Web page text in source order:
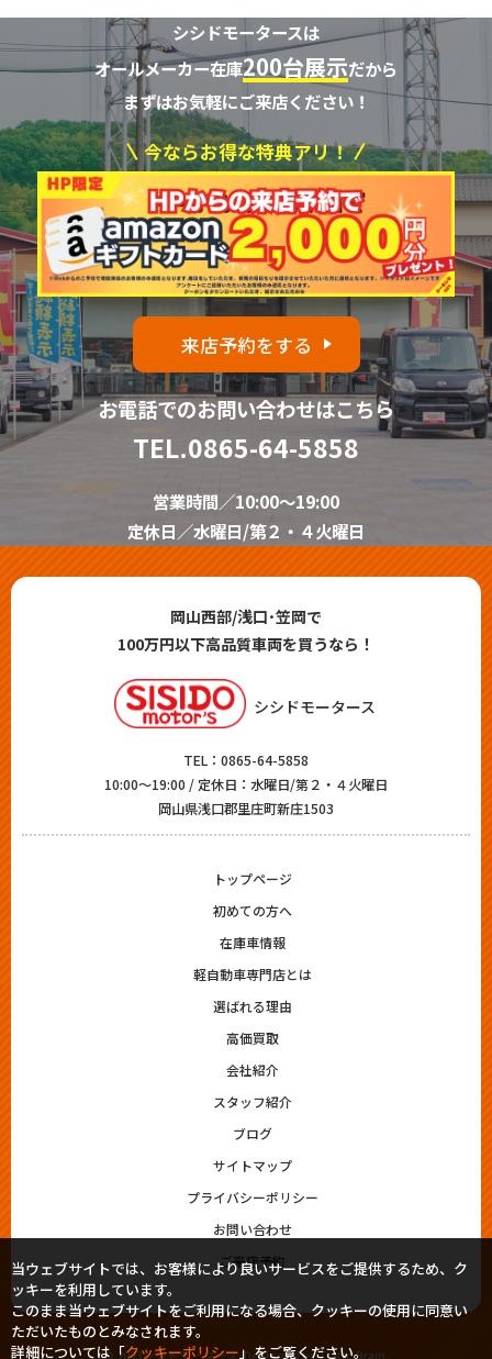
シシドモータースは
オールメーカー在庫200台展示だから
まずはお気軽にご来店ください！
今ならお得な特典アリ！
来店予約をする
お電話でのお問い合わせはこちら
TEL.0865-64-5858
営業時間／10:00～19:00
定休日／水曜日/第２・４火曜日
岡山西部/浅口･笠岡で
100万円以下高品質車両を買うなら！
シシドモータース
TEL： 0865-64-5858
10:00～19:00 / 定休日：水曜日/第２・４火曜日
岡山県浅口郡里庄町新庄1503
トップページ
初めての方へ
在庫車情報
軽自動車専門店とは
選ばれる理由
高価買取
会社紹介
スタッフ紹介
ブログ
サイトマップ
プライバシーポリシー
お問い合わせ
ご来店予約
© 2023シシドモータース. Designed byTratto Brain.
当ウェブサイトでは、お客様により良いサービスをご提供するため、ク
ッキーを利用しています。
このまま当ウェブサイトをご利用になる場合、クッキーの使用に同意い
ただいたものとみなされます。
詳細については「クッキーポリシー」をご覧ください。